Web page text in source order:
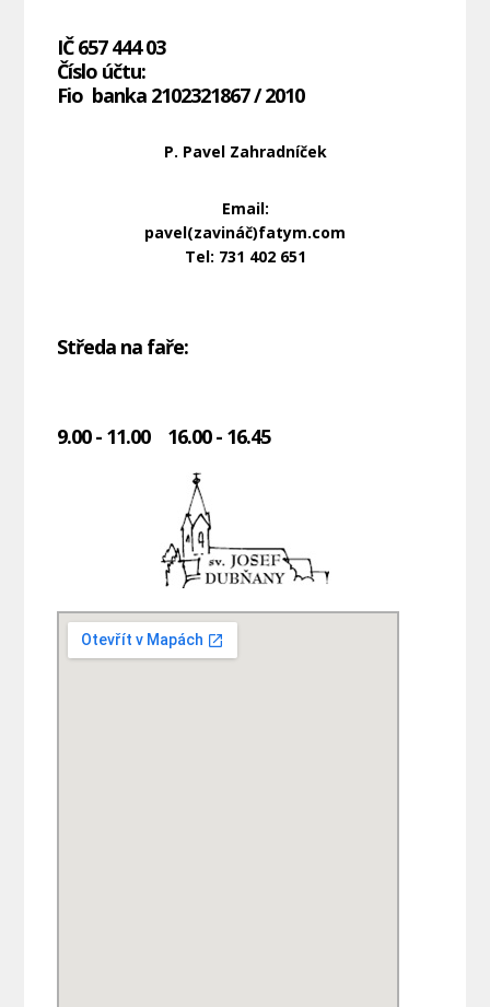
IČ 657 444 03
Číslo účtu:
Fio banka 2102321867 / 2010
P. Pavel Zahradníček
Email:
pavel(zavináč)fatym.com
Tel: 731 402 651
Středa na faře:
9.00 - 11.00 16.00 - 16.45